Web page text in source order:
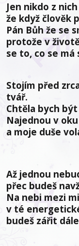
Jen nikdo z
že když člověk
Pán Bůh že se
protože v
se to, co se má
Stojím před
tvář.
Chtěla bych
Najednou v
a moje duše
Až jednou
přec budeš
Na nebi mezi
v té
budeš zářit